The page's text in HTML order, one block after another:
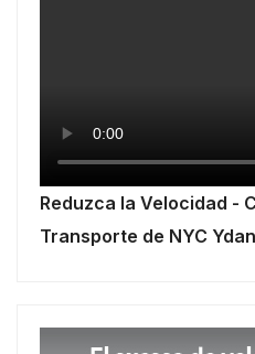
Reduzca la Velocidad -
Transporte de NYC